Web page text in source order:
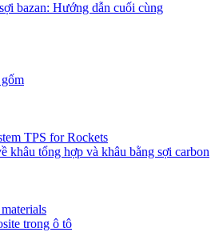
bazan: Hướng dẫn cuối cùng
khâu tổng hợp và khâu bằng sợi carbon
trong ô tô